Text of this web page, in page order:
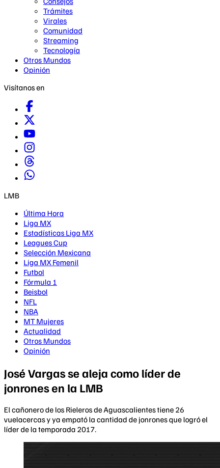
Trámites
Virales
Comunidad
Streaming
Tecnología
Otros Mundos
Opinión
Visítanos en
LMB
Última Hora
Liga MX
Estadísticas Liga MX
Leagues Cup
Selección Mexicana
Liga MX Femenil
Futbol
Fórmula 1
Beisbol
NFL
NBA
MT Mujeres
Actualidad
Otros Mundos
Opinión
José Vargas se aleja como líder de
jonrones en la LMB
El cañonero de los Rieleros de Aguascalientes tiene 26
vuelacercas y ya empató la cantidad de jonrones que logró el
líder de la temporada 2017.